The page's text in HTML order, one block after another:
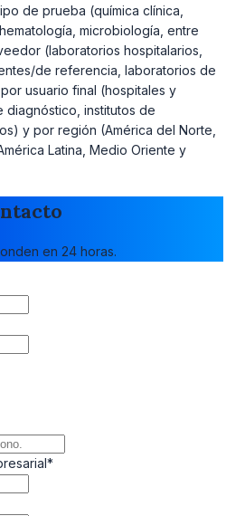
de prueba (química clínica,
microbiología, entre
(laboratorios hospitalarios,
de referencia, laboratorios de
usuario final (hospitales y
diagnóstico, institutos de
y por región (América del Norte,
Latina, Medio Oriente y
en 24 horas.
*